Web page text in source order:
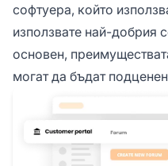
софтуера, който
използвате най-добрия
основен,
могат да бъдат